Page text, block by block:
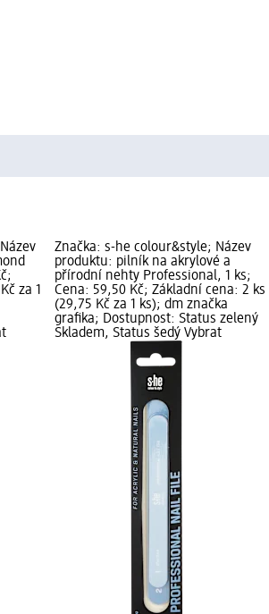
za 1
Značka: s-he colour&style; Název
produktu: pilník na akrylové a
přírodní nehty Professional, 1 ks;
Cena: 59,50 Kč; Základní cena: 2 ks
(29,75 Kč za 1 ks); dm značka
grafika; Dostupnost: Status zelený
Skladem, Status šedý Vybrat